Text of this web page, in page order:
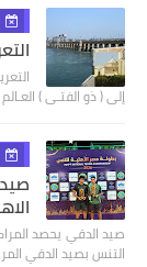
إلى ( ذو الفتـى )
صيد الدقي يحصد
التنس بصيد الدقي